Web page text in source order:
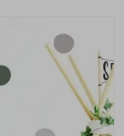
Zur Kasse